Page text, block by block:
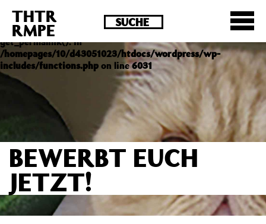
Deprecated : Die Funktion post_permalink ist seit
Version 4.4.0 veraltet! Verwende stattdessen
get_permalink(). in
/homepages/10/d43051023/htdocs/wordpress/wp-
includes/functions.php on line6031
THTR
RMPE
BEWERBT EUCH
JETZT!